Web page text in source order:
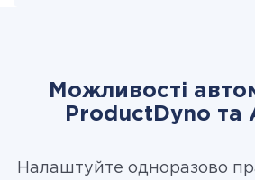
Можливості
ProductDyno та
Налаштуйте одноразово